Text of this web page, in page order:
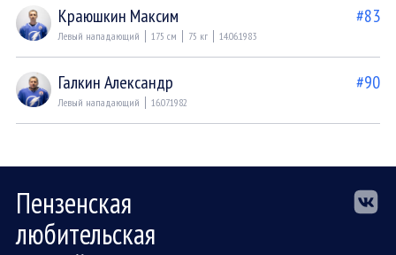
Краюшкин Максим #83
Левый нападающий 175 см 75 кг 14.06.1983
Галкин Александр #90
Левый нападающий 16.07.1982
Пензенская
любительская